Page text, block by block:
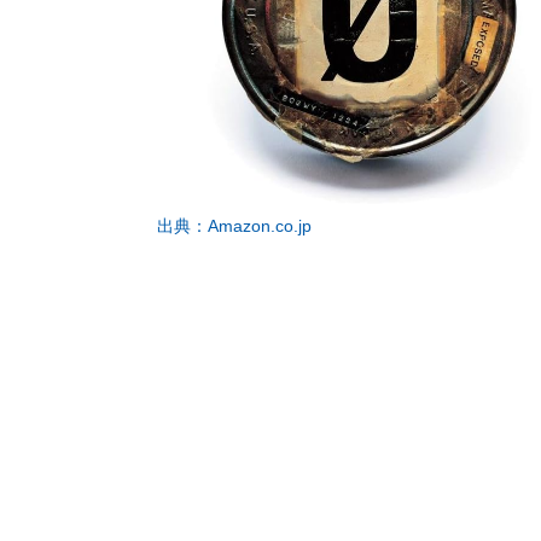
出典：Amazon.co.jp